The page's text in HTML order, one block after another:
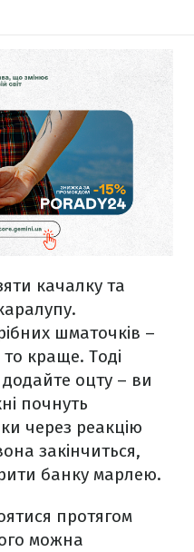
качалку та
шматочків –
краще. Тоді
додайте оцту – ви
почнуть
через реакцію
закінчиться,
банку марлею.
протягом
можна